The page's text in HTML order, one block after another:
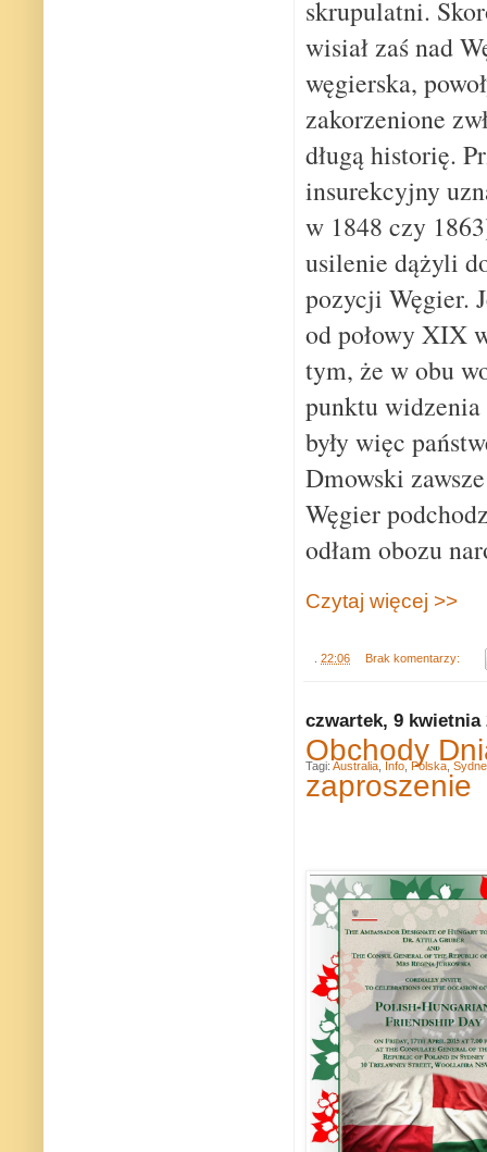
skrupulatni.
wisiał zaś nad
węgierska,
zakorzenione
długą historię.
insurekcyjny
w 1848 czy
usilenie dążyli
pozycji Węgier.
od połowy XIX
tym, że w obu
punktu
były więc
Dmowski
Węgier
odłam obozu
Czytaj więcej >>
22:06 Brak komentarzy:
czwartek, 9 kwietnia
Obchody
zaproszenie
Tagi: Australia, Info, Polska,